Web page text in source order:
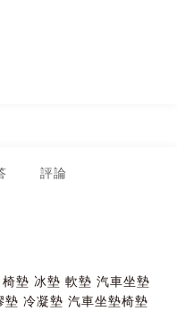
評論
墊 冰墊 軟墊 汽車坐墊
冷凝墊 汽車坐墊椅墊